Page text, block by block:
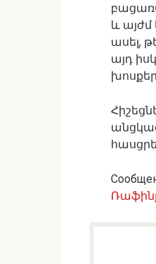
և այժմ
ասել,
այդ